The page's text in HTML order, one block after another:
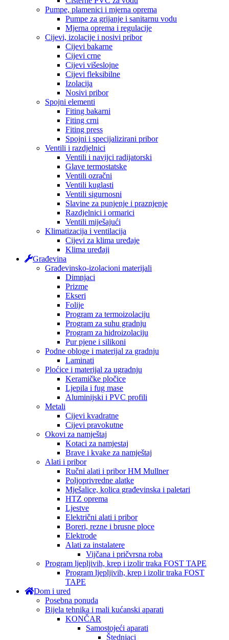
Pumpe, plamenici i mjerna oprema
Pumpe za grijanje i sanitarnu vodu
Mjerna oprema i regulacije
Cijevi, izolacije i nosivi pribor
Cijevi bakarne
Cijevi crne
Cijevi višeslojne
Cijevi fleksibilne
Izolacija
Nosivi pribor
Spojni elementi
Fiting bakarni
Fiting crni
Fiting press
Spojni i specijalizirani pribor
Ventili i razdjelnici
Ventili i navijci radijatorski
Glave termostatske
Ventili ozračni
Ventili kuglasti
Ventili sigurnosni
Slavine za punjenje i praznjenje
Razdjelnici i ormarici
Ventili miješajući
Klimatizacija i ventilacija
Cijevi za klima uređaje
Klima uređaji
Građevina
Građevinsko-izolacioni materijali
Dimnjaci
Prizme
Ekseri
Folije
Program za termoizolaciju
Program za suhu gradnju
Program za hidroizolaciju
Pur pjene i silikoni
Podne obloge i materijal za gradnju
Laminati
Ploćice i materijal za ugradnju
Keramičke pločice
Ljepila i fug mase
Aluminijski i PVC profili
Metali
Cijevi kvadratne
Cijevi pravokutne
Okovi za namještaj
Kotaci za namjestaj
Brave i kvake za namještaj
Alati i pribor
Ručni alati i pribor HM Mullner
Poljoprivredne alatke
Mješalice, kolica građevinska i paletari
HTZ oprema
Ljestve
Električni alati i pribor
Boreri, rezne i brusne ploce
Elektrode
Alati za instalatere
Vijčana i pričvrsna roba
Program ljepljivih, krep i izolir traka FOST TAPE
Program ljepljivih, krep i izolir traka FOST
TAPE
Dom i ured
Posebna ponuda
Bijela tehnika i mali kućanski aparati
KONČAR
Samostojeći aparati
Štednjaci